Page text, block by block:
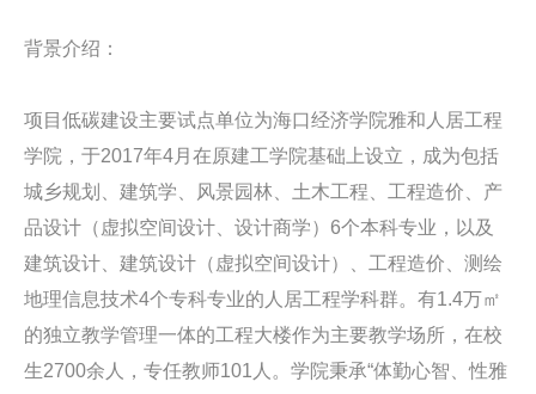
背景介绍：
项目低碳建设主要试点单位为海口经济学院雅和人居工程
学院，于2017年4月在原建工学院基础上设立，成为包括
城乡规划、建筑学、风景园林、土木工程、工程造价、产
品设计（虚拟空间设计、设计商学）6个本科专业，以及
建筑设计、建筑设计（虚拟空间设计）、工程造价、测绘
地理信息技术4个专科专业的人居工程学科群。有1.4万㎡
的独立教学管理一体的工程大楼作为主要教学场所，在校
生2700余人，专任教师101人。学院秉承“体勤心智、性雅